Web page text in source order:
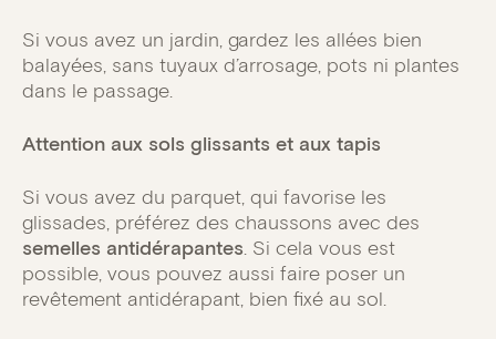
Si vous avez un jardin, gardez les allées bien
balayées, sans tuyaux d’arrosage, pots ni plantes
dans le passage.
Attention aux sols glissants et aux tapis
Si vous avez du parquet, qui favorise les
glissades, préférez des chaussons avec des
semelles antidérapantes. Si cela vous est
possible, vous pouvez aussi faire poser un
revêtement antidérapant, bien fixé au sol.